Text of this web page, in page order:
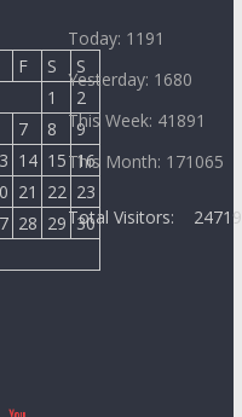
F S
S
1
2
7 8
9
14 15 16
21 22 23
28 29 30
Today: 1191
Yesterday: 1680
This Week: 41891
This Month: 171065
Total Visitors: